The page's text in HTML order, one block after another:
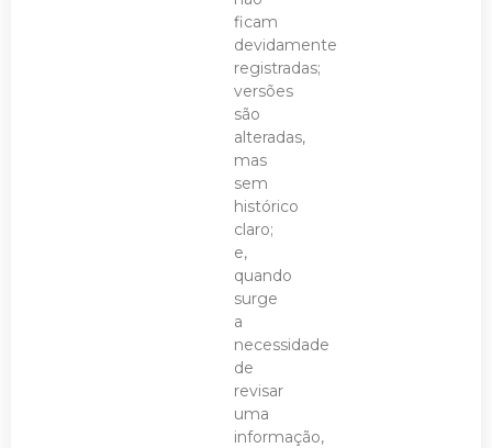
ficam
devidamente
registradas;
versões
são
alteradas,
mas
sem
histórico
claro;
e,
quando
surge
a
necessidade
de
revisar
uma
informação,